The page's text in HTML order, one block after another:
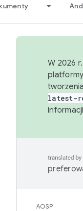
W 2026
latest-
AOSP